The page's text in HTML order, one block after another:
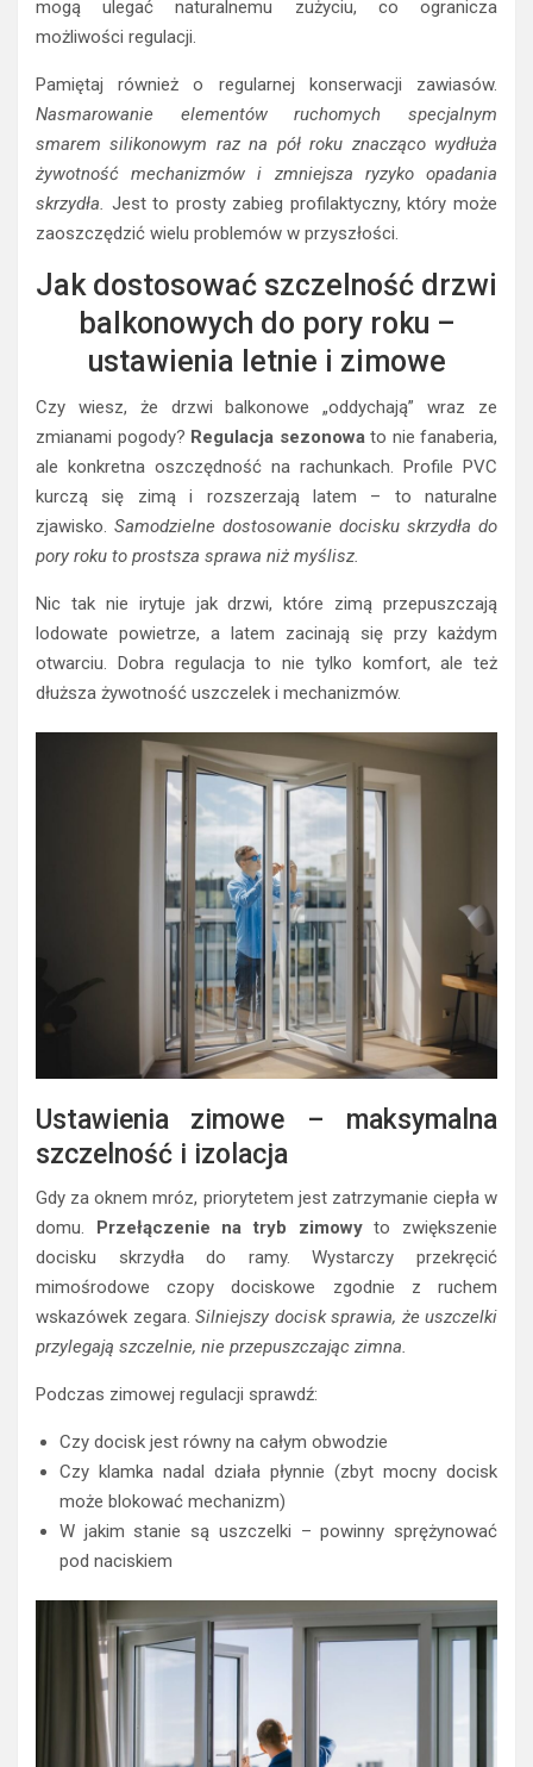
mogą ulegać naturalnemu zużyciu, co ogranicza
możliwości regulacji.
Pamiętaj również o regularnej konserwacji zawiasów.
Nasmarowanie elementów ruchomych specjalnym
smarem silikonowym raz na pół roku znacząco wydłuża
żywotność mechanizmów i zmniejsza ryzyko opadania
skrzydła. Jest to prosty zabieg profilaktyczny, który może
zaoszczędzić wielu problemów w przyszłości.
Jak dostosować szczelność drzwi
balkonowych do pory roku –
ustawienia letnie i zimowe
Czy wiesz, że drzwi balkonowe „oddychają” wraz ze
zmianami pogody? Regulacja sezonowato nie fanaberia,
ale konkretna oszczędność na rachunkach. Profile PVC
kurczą się zimą i rozszerzają latem – to naturalne
zjawisko. Samodzielne dostosowanie docisku skrzydła do
pory roku to prostsza sprawa niż myślisz.
Nic tak nie irytuje jak drzwi, które zimą przepuszczają
lodowate powietrze, a latem zacinają się przy każdym
otwarciu. Dobra regulacja to nie tylko komfort, ale też
dłuższa żywotność uszczelek i mechanizmów.
Ustawienia zimowe – maksymalna
szczelność i izolacja
Gdy za oknem mróz, priorytetem jest zatrzymanie ciepła w
domu. Przełączenie na tryb zimowyto zwiększenie
docisku skrzydła do ramy. Wystarczy przekręcić
mimośrodowe czopy dociskowe zgodnie z ruchem
wskazówek zegara. Silniejszy docisk sprawia, że uszczelki
przylegają szczelnie, nie przepuszczając zimna.
Podczas zimowej regulacji sprawdź:
Czy docisk jest równy na całym obwodzie
Czy klamka nadal działa płynnie (zbyt mocny docisk
może blokować mechanizm)
W jakim stanie są uszczelki – powinny sprężynować
pod naciskiem